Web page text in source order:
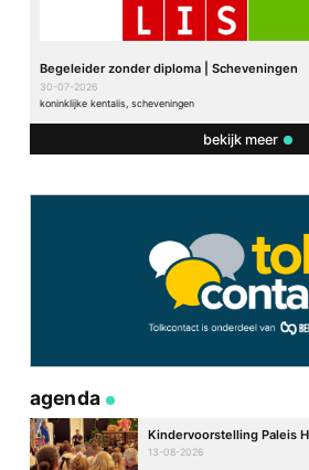
Begeleider zonder diploma | Scheveningen
30-07-2026
koninklijke kentalis, scheveningen
bekijk meer
agenda
Kindervoorstelling Paleis
13-08-2026